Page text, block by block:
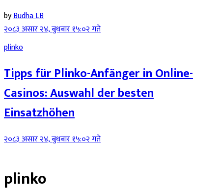
byBudha LB
२०८३ असार २४, बुधबार १५:०२ गते
plinko
Tipps für Plinko-Anfänger in Online-
Casinos: Auswahl der besten
Einsatzhöhen
२०८३ असार २४, बुधबार १५:०२ गते
plinko